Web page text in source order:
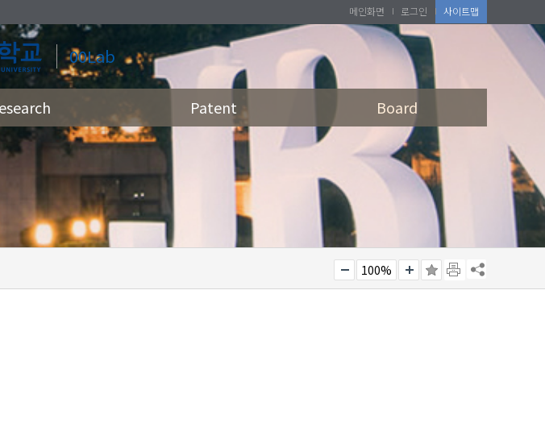
00Lab
메인화면 로그인 사이트맵
Patent Board
100%